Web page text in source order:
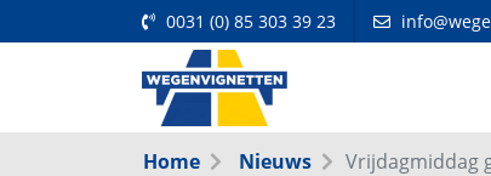
0031 (0) 85 303 39 23
Home Nieuws Vrijdagmiddag